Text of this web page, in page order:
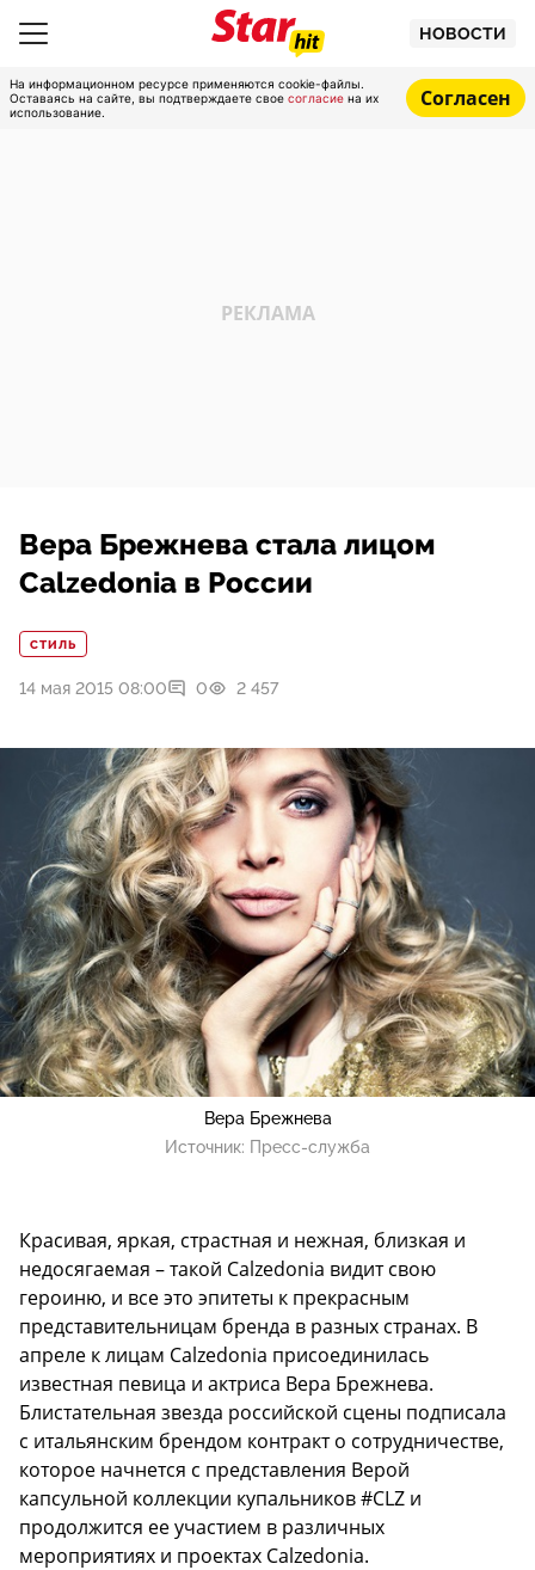
НОВОСТИ
На информационном ресурсе применяются cookie-файлы.
Оставаясь на сайте, вы подтверждаете свое согласие на их
использование.
Согласен
Вера Брежнева стала лицом
Calzedonia в России
СТИЛЬ
14 мая 2015 08:00 0 2 457
Вера Брежнева
Источник: Пресс-служба
Красивая, яркая, страстная и нежная, близкая и
недосягаемая – такой Calzedonia видит свою
героиню, и все это эпитеты к прекрасным
представительницам бренда в разных странах. В
апреле к лицам Calzedonia присоединилась
известная певица и актриса Вера Брежнева.
Блистательная звезда российской сцены подписала
с итальянским брендом контракт о сотрудничестве,
которое начнется с представления Верой
капсульной коллекции купальников #CLZ и
продолжится ее участием в различных
мероприятиях и проектах Calzedonia.